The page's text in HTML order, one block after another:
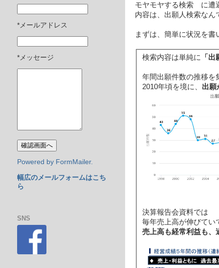
モヤモヤする検索 に遭
内容は、出願人検索なん
まずは、簡単に状況を書
検索内容は単純に 「
年間出願件数の推移を
2010年頃を境に、 出願
決算報告会資料では
毎年売上高が伸びてい
売上高も経常利益も、
*メールアドレス
*メッセージ
Powered by FormMailer.
幅広のメールフォームはこち
ら
SNS